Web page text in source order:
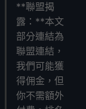
最後的想法
**聯盟揭
露：**本文
部分連結為
聯盟連結，
我們可能獲
得佣金，但
你不需額外